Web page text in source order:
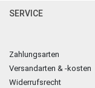
SERVICE
Zahlungsarten
Versandarten & -kosten
Widerrufsrecht